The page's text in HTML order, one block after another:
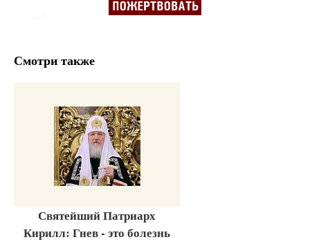
Смотри также
Святейший Патриарх
Кирилл: Гнев - это болезнь